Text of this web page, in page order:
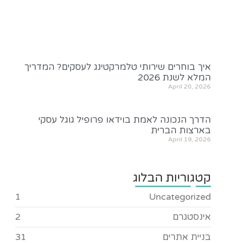
איך בוחרים שירותי טלמרקטינג לעסקים? המדריך
המלא לשנת 2026
April 20, 2026
הדרך הנכונה לאמת בוידאו פרופיל גוגל עסקי
בארצות הברית
April 19, 2026
קטגוריות הבלוג
Uncategorized
1
אינסטגרם
2
בניית אתרים
31